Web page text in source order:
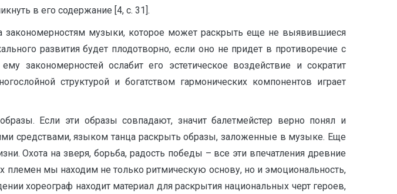
в его содержание [4, с. 31].
закономерностям музыки, которое может раскрыть еще не выявившиеся
развития будет плодотворно, если оно не придет в противоречие с
закономерностей ослабит его эстетическое воздействие и сократит
структурой и богатством гармонических компонентов играет
Если эти образы совпадают, значит балетмейстер верно понял и
средствами, языком танца раскрыть образы, заложенные в музыке. Еще
Охота на зверя, борьба, радость победы – все эти впечатления древние
мы находим не только ритмическую основу, но и эмоциональность,
хореограф находит материал для раскрытия национальных черт героев,